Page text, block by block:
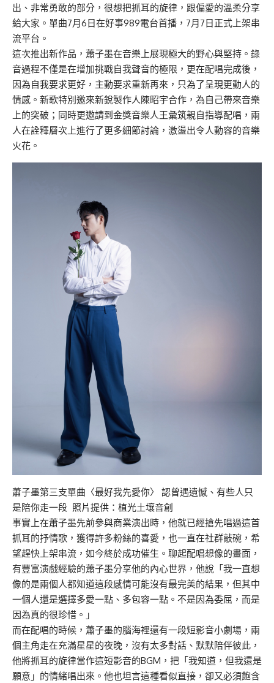
出、非常勇敢的部分，很想把抓耳的旋律，跟偏愛的溫柔分享
給大家。單曲7月6日在好事989電台首播，7月7日正式上架串
流平台。
這次推出新作品，蕭子墨在音樂上展現極大的野心與堅持。錄
音過程不僅是在增加挑戰自我聲音的極限，更在配唱完成後，
因為自我要求更好，主動要求重新再來，只為了呈現更動人的
情感。新歌特別邀來新銳製作人陳昭宇合作，為自己帶來音樂
上的突破；同時更邀請到金獎音樂人王彙筑親自指導配唱，兩
人在詮釋層次上進行了更多細節討論，激盪出令人動容的音樂
火花。
蕭子墨第三支單曲〈最好我先愛你〉 認曾遇遺憾、有些人只
是陪你走一段 照片提供：植光土壤音創
事實上在蕭子墨先前參與商業演出時，他就已經搶先唱過這首
抓耳的抒情歌，獲得許多粉絲的喜愛，也一直在社群敲碗，希
望趕快上架串流，如今終於成功催生。聊起配唱想像的畫面，
有豐富演戲經驗的蕭子墨分享他的內心世界，他說「我一直想
像的是兩個人都知道這段感情可能沒有最完美的結果，但其中
一個人還是選擇多愛一點、多包容一點。不是因為委屈，而是
因為真的很珍惜。」
而在配唱的時候，蕭子墨的腦海裡還有一段短影音小劇場，兩
個主角走在充滿星星的夜晚，沒有太多對話、默默陪伴彼此，
他將抓耳的旋律當作這短影音的BGM，把「我知道，但我還是
願意」的情緒唱出來。他也坦言這種看似直接，卻又必須飽含